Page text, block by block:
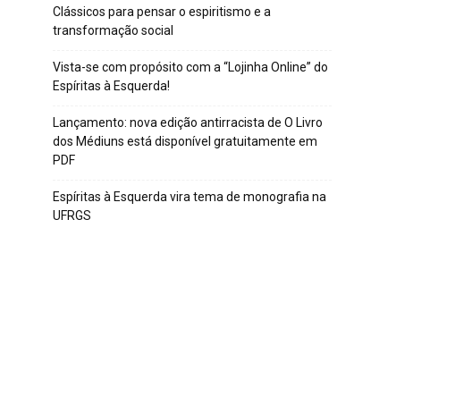
Clássicos para pensar o espiritismo e a
transformação social
Vista-se com propósito com a “Lojinha Online” do
Espíritas à Esquerda!
Lançamento: nova edição antirracista de O Livro
dos Médiuns está disponível gratuitamente em
PDF
Espíritas à Esquerda vira tema de monografia na
UFRGS